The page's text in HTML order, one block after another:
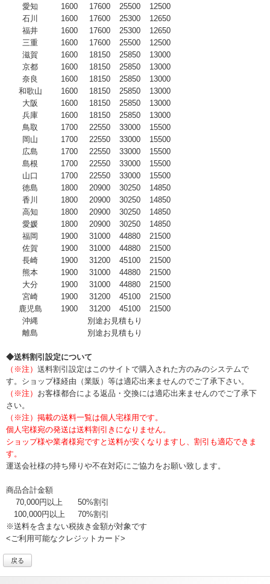
愛知
1600 17600 25500
12500
石川
1600 17600 25300
12650
福井
1600 17600 25300
12650
三重
1600 17600 25500
12500
滋賀
1600 18150 25850
13000
京都
1600 18150 25850
13000
奈良
1600 18150 25850
13000
和歌山
1600 18150 25850
13000
大阪
1600 18150 25850
13000
兵庫
1600 18150 25850
13000
鳥取
1700 22550 33000
15500
岡山
1700 22550 33000
15500
広島
1700 22550 33000
15500
島根
1700 22550 33000
15500
山口
1700 22550 33000
15500
徳島
1800 20900 30250
14850
香川
1800 20900 30250
14850
高知
1800 20900 30250
14850
愛媛
1800 20900 30250
14850
福岡
1900 31000 44880
21500
佐賀
1900 31000 44880
21500
長崎
1900 31200 45100
21500
熊本
1900 31000 44880
21500
大分
1900 31000 44880
21500
宮崎
1900 31200 45100
21500
鹿児島
1900 31200 45100
21500
沖縄
別途お見積もり
離島
別途お見積もり
◆送料割引設定について
（※注） 送料割引設定はこのサイトで購入された方のみのシステムで
す。ショップ様経由（業販）等は適応出来ませんのでご了承下さい。
（※注） お客様都合による返品・交換には適応出来ませんのでご了承下
さい。
（※注）掲載の送料一覧は個人宅様用です。
個人宅様宛の発送は送料割引きになりません。
ショップ様や業者様宛ですと送料が安くなりますし、割引も適応できま
す。
運送会社様の持ち帰りや不在対応にご協力をお願い致します。
商品合計金額
70,000円以上
50%割引
100,000円以上
70%割引
※送料を含まない税抜き金額が対象です
<ご利用可能なクレジットカード>
戻る